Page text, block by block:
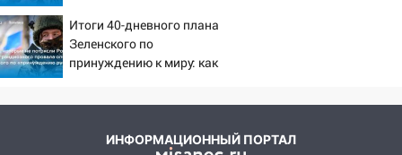
сарай
11:38
В Госдуме предложили отменить
ЕГЭ с 2027 года
11:25 В Ульяновске ИИ будет выявлять
площадках
девочку с игрушкой
Итоги 40-дневного плана
Зеленского по
принуждению к миру: как
ИНФОРМАЦИОННЫЙ ПОРТАЛ